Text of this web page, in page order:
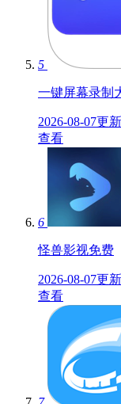
5
一键屏幕录制
2026-08-07更新
查看
6
怪兽影视免费
2026-08-07更新
查看